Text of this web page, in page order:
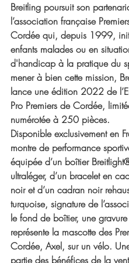
Breitling poursuit son
l’association française
Cordée qui, depuis 1999,
enfants malades ou en
d'handicap à la pratique du
mener à bien cette mission,
lance une édition 2022 de
Pro Premiers de Cordée,
numérotée à 250 pièces.
Disponible exclusivement en
montre de performance
équipée d’un boîtier
ultraléger, d’un bracelet en
noir et d’un cadran noir
turquoise, signature de
le fond de boîtier, une
représente la mascotte des
Cordée, Axel, sur un vélo.
partie des bénéfices de la